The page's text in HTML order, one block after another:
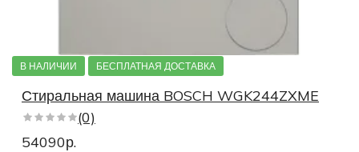
В НАЛИЧИИ БЕСПЛАТНАЯ ДОСТАВКА
Стиральная машина BOSCH WGK244ZXME
(0)
54090р.